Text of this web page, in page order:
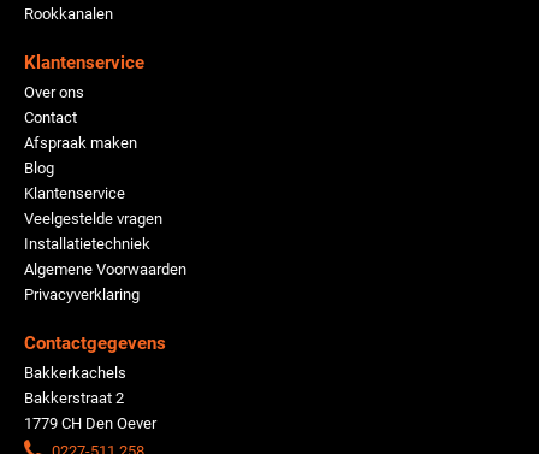
Rookkanalen
Klantenservice
Over ons
Contact
Afspraak maken
Blog
Klantenservice
Veelgestelde vragen
Installatietechniek
Algemene Voorwaarden
Privacyverklaring
Contactgegevens
Bakkerkachels
Bakkerstraat 2
1779 CH Den Oever
0227-511 258